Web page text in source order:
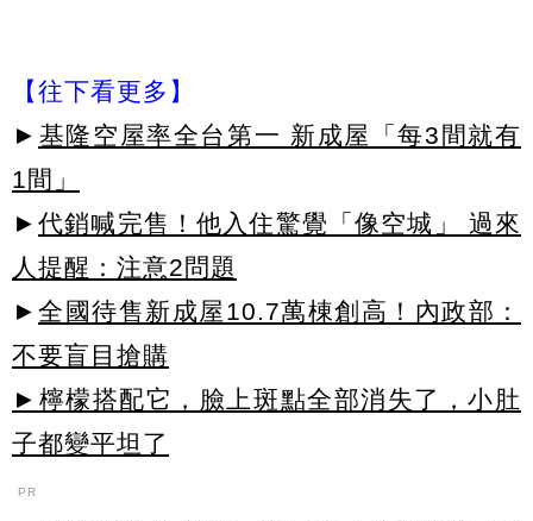
【往下看更多】
► 基隆空屋率全台第一 新成屋「每3間就有
1間」
► 代銷喊完售！他入住驚覺「像空城」 過來
人提醒：注意2問題
► 全國待售新成屋10.7萬棟創高！內政部：
不要盲目搶購
►檸檬搭配它，臉上斑點全部消失了，小肚
子都變平坦了
PR